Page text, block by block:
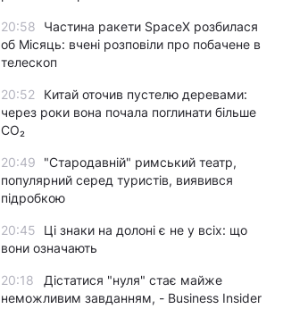
20:58
Частина ракети SpaceX розбилася
об Місяць: вчені розповіли про побачене в
телескоп
20:52
Китай оточив пустелю деревами:
через роки вона почала поглинати більше
CO₂
20:49
"Стародавній" римський театр,
популярний серед туристів, виявився
підробкою
20:45
Ці знаки на долоні є не у всіх: що
вони означають
20:18
Дістатися "нуля" стає майже
неможливим завданням, - Business Insider